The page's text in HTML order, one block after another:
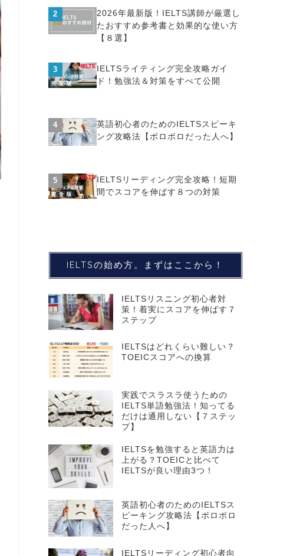
2
2026年最新版！IELTS講師が厳選し
たおすすめ参考書と効果的な使い方
【８選】
3
IELTSライティング完全攻略ガイ
ド！勉強法＆対策をすべて公開
4
英語初心者のためのIELTSスピーキ
ング攻略法【ボロボロだった人へ】
5
IELTSリーディング完全攻略！短期
間でスコアを伸ばす８つの対策
IELTSの始め方。まずはここから！
IELTSリスニング初心者対
策！着実にスコアを伸ばす７
ステップ
IELTSはどれくらい難しい？
TOEICスコアへの換算
実践でスラスラ使うための
IELTS単語勉強法！知ってる
だけは通用しない【７ステッ
プ】
IELTSを勉強すると英語力は
上がる？TOEICと比べて
IELTSが良い理由3つ！
英語初心者のためのIELTSス
ピーキング攻略法【ボロボロ
だった人へ】
IELTSリーディング初心者向